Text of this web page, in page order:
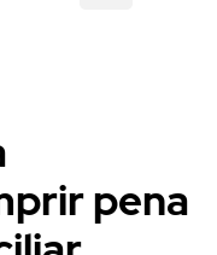
pena